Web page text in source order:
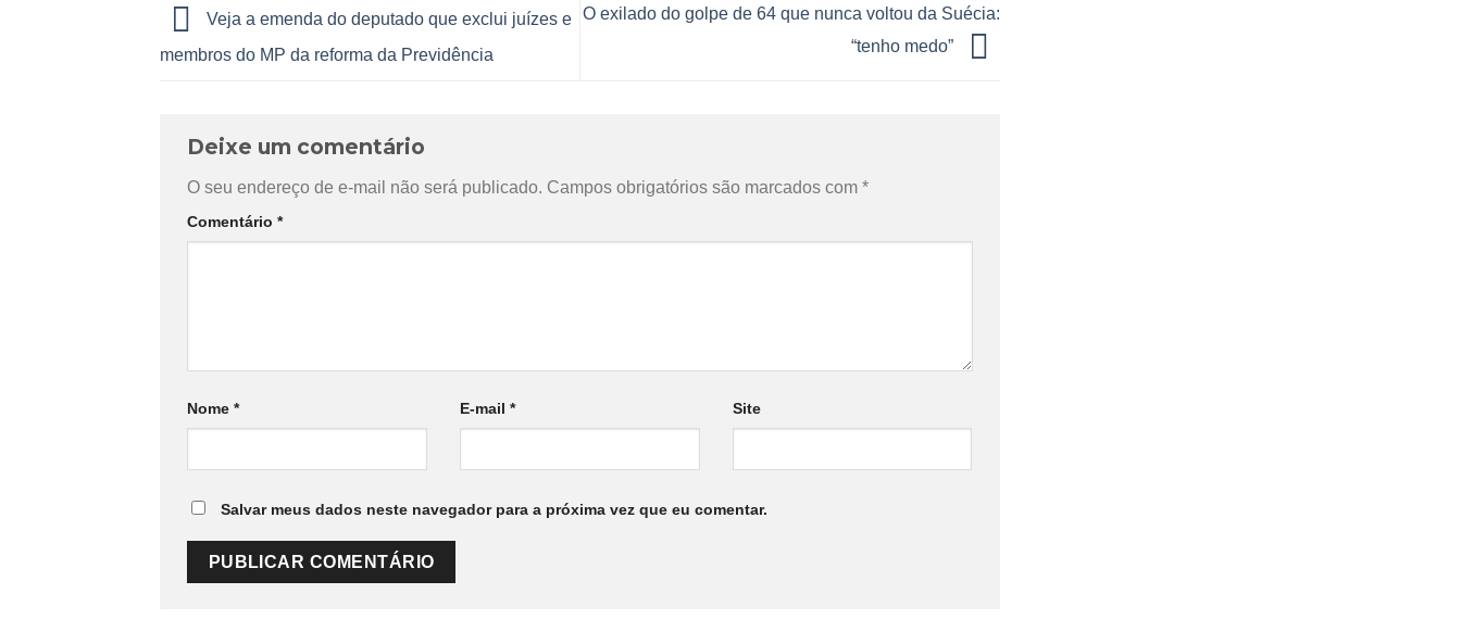
Veja a emenda do deputado que exclui juízes e
membros do MP da reforma da Previdência
O exilado do golpe de 64 que nunca voltou da Suécia:
“tenho medo”
Deixe um comentário
O seu endereço de e-mail não será publicado. Campos obrigatórios são marcados com *
Comentário *
Nome * E-mail * Site
Salvar meus dados neste navegador para a próxima vez que eu comentar.